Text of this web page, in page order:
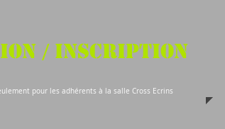
/ Inscription
pour les adhérents à la salle Cross Ecrins